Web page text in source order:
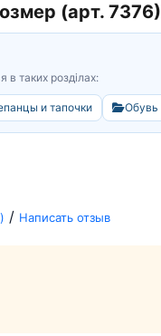
(арт. 7376)
в таких розділах:
и тапочки Обувь
/ Написать отзыв